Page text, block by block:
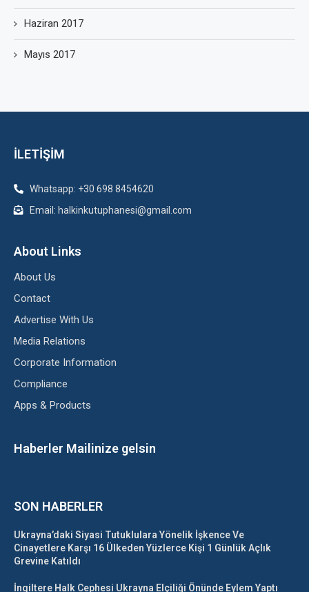
Haziran 2017
Mayıs 2017
İLETİŞİM
Whatsapp: +30 698 8454620
Email: halkinkutuphanesi@gmail.com
About Links
About Us
Contact
Advertise With Us
Media Relations
Corporate Information
Compliance
Apps & Products
Haberler Mailinize gelsin
SON HABERLER
Ukrayna’daki Siyasi Tutuklulara Yönelik İşkence Ve
Cinayetlere Karşı 16 Ülkeden Yüzlerce Kişi 1 Günlük Açlık
Grevine Katıldı
İngiltere Halk Cephesi Ukrayna Elçiliği Önünde Eylem Yaptı